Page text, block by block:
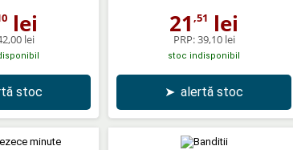
lei
lei
stoc
21 ,51 lei
PRP:39,10 lei
stoc indisponibil
➤ alertă stoc